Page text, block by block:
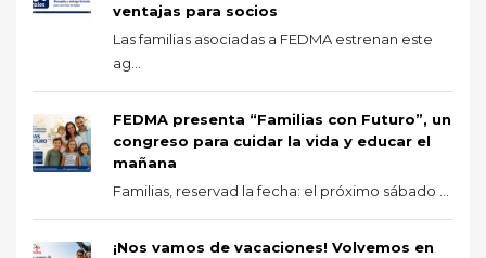
ventajas para socios
Las familias asociadas a FEDMA estrenan este
ag...
FEDMA presenta “Familias con Futuro”, un
congreso para cuidar la vida y educar el
mañana
Familias, reservad la fecha: el próximo sábado ...
¡Nos vamos de vacaciones! Volvemos en